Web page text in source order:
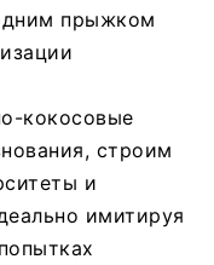
прыжком
кокосовые
строим
и
имитируя